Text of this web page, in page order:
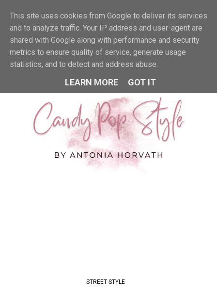
MENU
STREET STYLE
This site uses cookies from Google to deliver its services
and to analyze traffic. Your IP address and user-agent are
shared with Google along with performance and security
metrics to ensure quality of service, generate usage
statistics, and to detect and address abuse.
LEARN MORE GOT IT